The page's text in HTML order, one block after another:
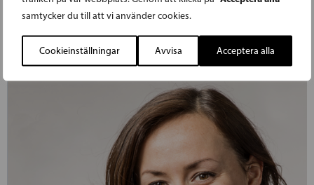
samtycker du till att vi använder cookies.
Cookieinställningar Avvisa Acceptera alla
arbetskraft.
LÄS FÖREGÅENDE ARTIKEL